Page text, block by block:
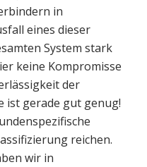
in
eines dieser
System stark
keine Kompromisse
der
ist gerade gut genug!
reichen.
wir in